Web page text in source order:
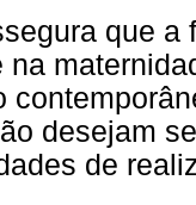
que
na
desejam
de